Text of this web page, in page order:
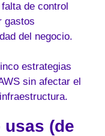
de control
gastos
del negocio.
estrategias
sin afectar el
usas (de